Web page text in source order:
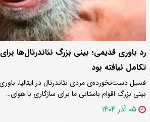
رد باوری قدیمی؛ بینی بزرگ نئاندرتال‌ها
تکامل نیافته بود
فسیل دست‌نخورده‌ی مردی نئاندرتال در ایتالیا،
بینی بزرگ اقوام باستانی ما برای سازگاری با هوای…
۰۵ آذر ۱۴۰۴